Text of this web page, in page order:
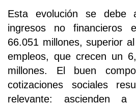
Esta evolución se debe
ingresos no financieros
66.051 millones, superior
empleos, que crecen un
millones. El buen
cotizaciones sociales
relevante: ascienden a